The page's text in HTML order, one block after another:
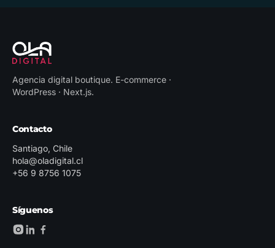
Agencia digital boutique. E-commerce ·
WordPress · Next.js.
Contacto
Santiago, Chile
hola@oladigital.cl
+56 9 8756 1075
Síguenos